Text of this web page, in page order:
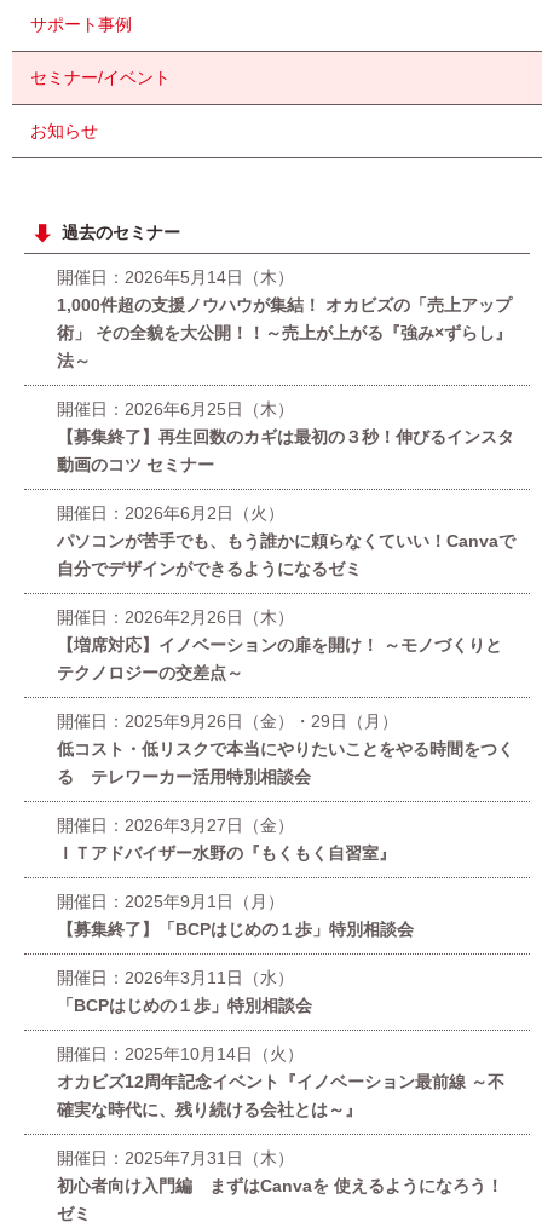
サポート事例
セミナー/イベント
お知らせ
過去のセミナー
開催日：2026年5月14日（木）
1,000件超の支援ノウハウが集結！ オカビズの「売上アップ
術」 その全貌を大公開！！～売上が上がる『強み×ずらし』
法～
開催日：2026年6月25日（木）
【募集終了】再生回数のカギは最初の３秒！伸びるインスタ
動画のコツ セミナー
開催日：2026年6月2日（火）
パソコンが苦手でも、もう誰かに頼らなくていい！Canvaで
自分でデザインができるようになるゼミ
開催日：2026年2月26日（木）
【増席対応】イノベーションの扉を開け！ ～モノづくりと
テクノロジーの交差点～
開催日：2025年9月26日（金）・29日（月）
低コスト・低リスクで本当にやりたいことをやる時間をつく
る テレワーカー活用特別相談会
開催日：2026年3月27日（金）
ＩＴアドバイザー水野の『もくもく自習室』
開催日：2025年9月1日（月）
【募集終了】「BCPはじめの１歩」特別相談会
開催日：2026年3月11日（水）
「BCPはじめの１歩」特別相談会
開催日：2025年10月14日（火）
オカビズ12周年記念イベント『イノベーション最前線 ～不
確実な時代に、残り続ける会社とは～』
開催日：2025年7月31日（木）
初心者向け入門編 まずはCanvaを 使えるようになろう！
ゼミ